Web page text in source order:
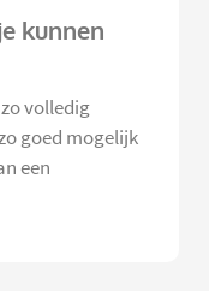
kunnen
volledig
goed mogelijk
een